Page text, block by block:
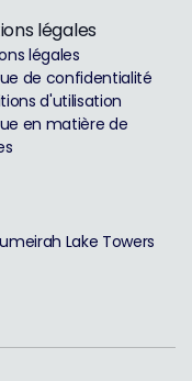
légales
légales
de confidentialité
d'utilisation
en matière de
Lake Towers